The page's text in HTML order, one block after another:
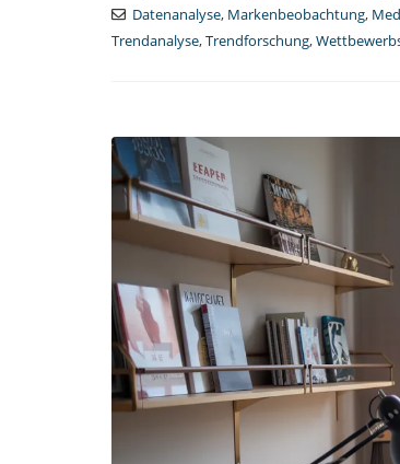
Datenanalyse, Markenbeobachtung,
Trendanalyse,Trendforschung,